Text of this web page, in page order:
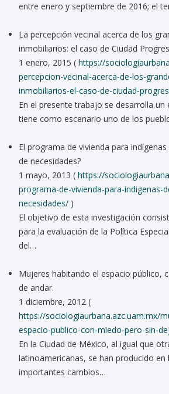
entre enero y septiembre de 2016; el
La percepción vecinal acerca de los
inmobiliarios: el caso de Ciudad
1 enero, 2015 ( https://
percepcion-vecinal-acerca-de-los-
inmobiliarios-el-caso-de-ciudad-
En el presente trabajo se desarrolla un
tiene como escenario uno de los
El programa de vivienda para
de necesidades?
1 mayo, 2013 ( https://
programa-de-vivienda-para-indigenas-
necesidades/ )
El objetivo de esta investigación
para la evaluación de la Política
del…
Mujeres habitando el espacio público,
de andar.
1 diciembre, 2012 (
https://sociologiaurbana.azc.uam.mx/
espacio-publico-con-miedo-pero-sin-
En la Ciudad de México, al igual que
latinoamericanas, se han producido
importantes cambios…